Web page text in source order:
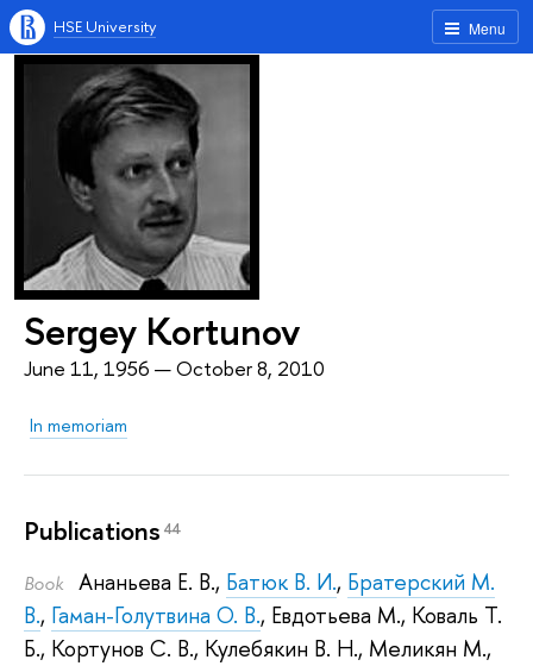
Menu
HSE University
Sergey Kortunov
June 11, 1956 — October 8, 2010
In memoriam
Publications 44
Book Ананьева Е. В., Батюк В. И., Братерский М.
В., Гаман-Голутвина О. В., Евдотьева М., Коваль Т.
Б., Кортунов С. В., Кулебякин В. Н., Меликян М.,